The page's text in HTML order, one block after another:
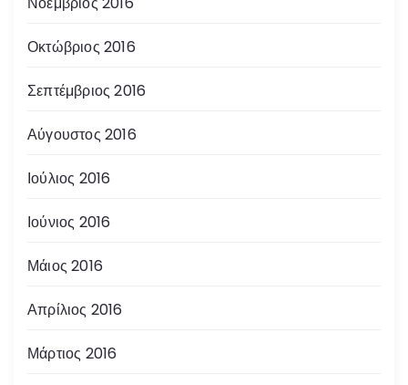
Οκτώβριος 2016
Σεπτέμβριος 2016
Αύγουστος 2016
Ιούλιος 2016
Ιούνιος 2016
Μάιος 2016
Απρίλιος 2016
Μάρτιος 2016